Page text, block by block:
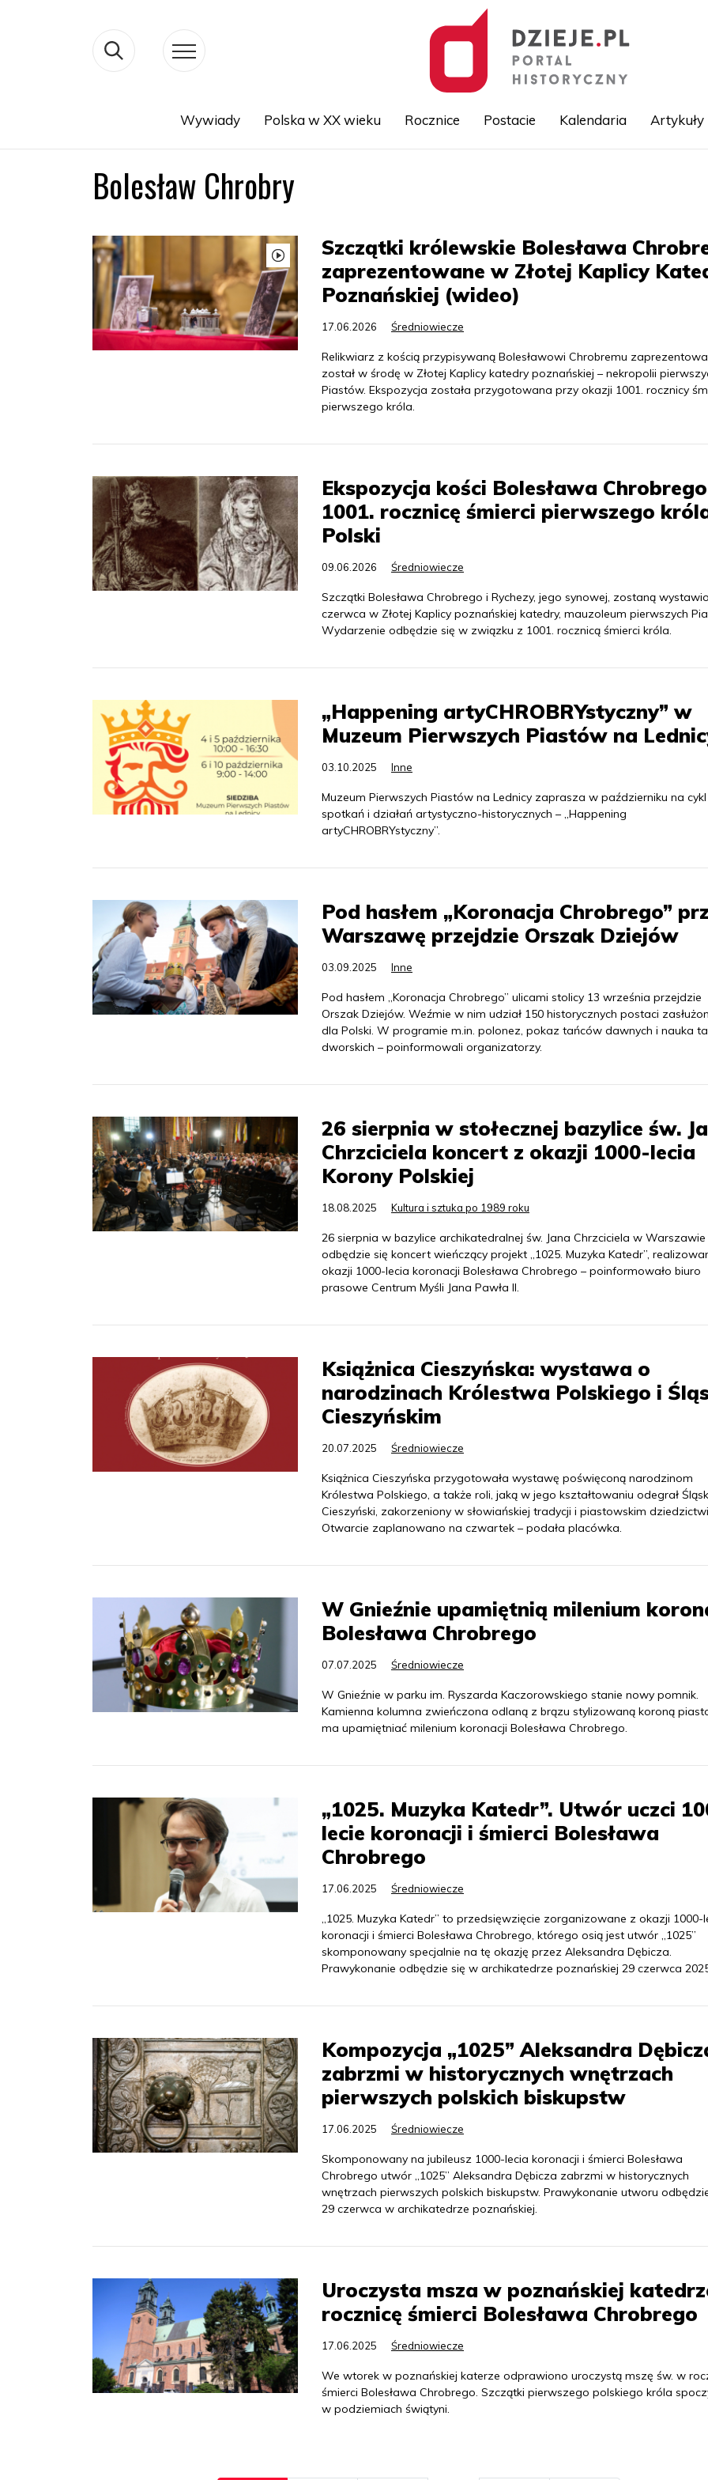
Wywiady Polska w XX wieku Rocznice Postacie Kalendaria Artykuły
Bolesław Chrobry
Szczątki królewskie Bolesława
zaprezentowane w Złotej Kaplicy
Poznańskiej (wideo)
17.06.2026 Średniowiecze
Relikwiarz z kością przypisywaną Bolesławowi Chrobremu
został w środę w Złotej Kaplicy katedry poznańskiej – nekropolii
Piastów. Ekspozycja została przygotowana przy okazji 1001. rocznicy
pierwszego króla.
Ekspozycja kości Bolesława
1001. rocznicę śmierci pierwszego
Polski
09.06.2026 Średniowiecze
Szczątki Bolesława Chrobrego i Rychezy, jego synowej, zostaną
czerwca w Złotej Kaplicy poznańskiej katedry, mauzoleum pierwszych
Wydarzenie odbędzie się w związku z 1001. rocznicą śmierci króla.
„Happening artyCHROBRYstyczny” w
Muzeum Pierwszych Piastów na
03.10.2025 Inne
Muzeum Pierwszych Piastów na Lednicy zaprasza w październiku na cykl
spotkań i działań artystyczno-historycznych – „Happening
artyCHROBRYstyczny”.
Pod hasłem „Koronacja Chrobrego”
Warszawę przejdzie Orszak Dziejów
03.09.2025 Inne
Pod hasłem „Koronacja Chrobrego” ulicami stolicy 13 września przejdzie
Orszak Dziejów. Weźmie w nim udział 150 historycznych postaci
dla Polski. W programie m.in. polonez, pokaz tańców dawnych i nauka
dworskich – poinformowali organizatorzy.
26 sierpnia w stołecznej bazylice św.
Chrzciciela koncert z okazji 1000-lecia
Korony Polskiej
18.08.2025 Kultura i sztuka po 1989 roku
26 sierpnia w bazylice archikatedralnej św. Jana Chrzciciela w Warszawie
odbędzie się koncert wieńczący projekt „1025. Muzyka Katedr”,
okazji 1000-lecia koronacji Bolesława Chrobrego – poinformowało biuro
prasowe Centrum Myśli Jana Pawła II.
Książnica Cieszyńska: wystawa o
narodzinach Królestwa Polskiego i
Cieszyńskim
20.07.2025 Średniowiecze
Książnica Cieszyńska przygotowała wystawę poświęconą narodzinom
Królestwa Polskiego, a także roli, jaką w jego kształtowaniu odegrał Śląsk
Cieszyński, zakorzeniony w słowiańskiej tradycji i piastowskim
Otwarcie zaplanowano na czwartek – podała placówka.
W Gnieźnie upamiętnią milenium
Bolesława Chrobrego
07.07.2025 Średniowiecze
W Gnieźnie w parku im. Ryszarda Kaczorowskiego stanie nowy pomnik.
Kamienna kolumna zwieńczona odlaną z brązu stylizowaną koroną
ma upamiętniać milenium koronacji Bolesława Chrobrego.
„1025. Muzyka Katedr”. Utwór uczci
lecie koronacji i śmierci Bolesława
Chrobrego
17.06.2025 Średniowiecze
„1025. Muzyka Katedr” to przedsięwzięcie zorganizowane z okazji 1000-
koronacji i śmierci Bolesława Chrobrego, którego osią jest utwór „1025”
skomponowany specjalnie na tę okazję przez Aleksandra Dębicza.
Prawykonanie odbędzie się w archikatedrze poznańskiej 29 czerwca
Kompozycja „1025” Aleksandra
zabrzmi w historycznych wnętrzach
pierwszych polskich biskupstw
17.06.2025 Średniowiecze
Skomponowany na jubileusz 1000-lecia koronacji i śmierci Bolesława
Chrobrego utwór „1025” Aleksandra Dębicza zabrzmi w historycznych
wnętrzach pierwszych polskich biskupstw. Prawykonanie utworu
29 czerwca w archikatedrze poznańskiej.
Uroczysta msza w poznańskiej
rocznicę śmierci Bolesława Chrobrego
17.06.2025 Średniowiecze
We wtorek w poznańskiej katerze odprawiono uroczystą mszę św. w
śmierci Bolesława Chrobrego. Szczątki pierwszego polskiego króla
w podziemiach świątyni.